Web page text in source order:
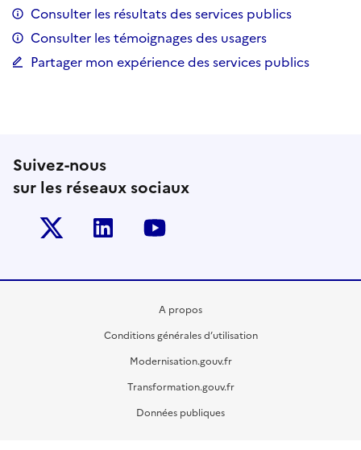
Consulter les résultats des services publics
Consulter les témoignages des usagers
Partager mon expérience des services publics
Suivez-nous
sur les réseaux sociaux
Twitter-x Linkedin
A propos
Conditions générales d’utilisation
Modernisation.gouv.fr
Transformation.gouv.fr
Données publiques